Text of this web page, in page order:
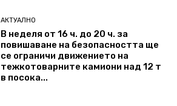
АКТУАЛНО
В неделя от 16 ч. до 20 ч. за
повишаване на безопасността ще
се ограничи движението на
тежкотоварните камиони над 12 т
в посока...